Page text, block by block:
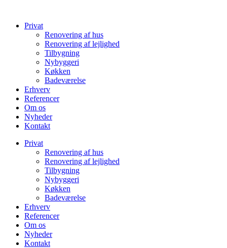
indholdPrivat
Renovering af hus
Renovering af lejlighed
Tilbygning
Nybyggeri
Køkken
Badeværelse
Erhverv
Referencer
Om os
Nyheder
Kontakt
Privat
Renovering af hus
Renovering af lejlighed
Tilbygning
Nybyggeri
Køkken
Badeværelse
Erhverv
Referencer
Om os
Nyheder
Kontakt